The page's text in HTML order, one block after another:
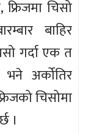
चिसो
बाहिर
गर्दा एक त
अर्कोतिर
चिसोमा
।